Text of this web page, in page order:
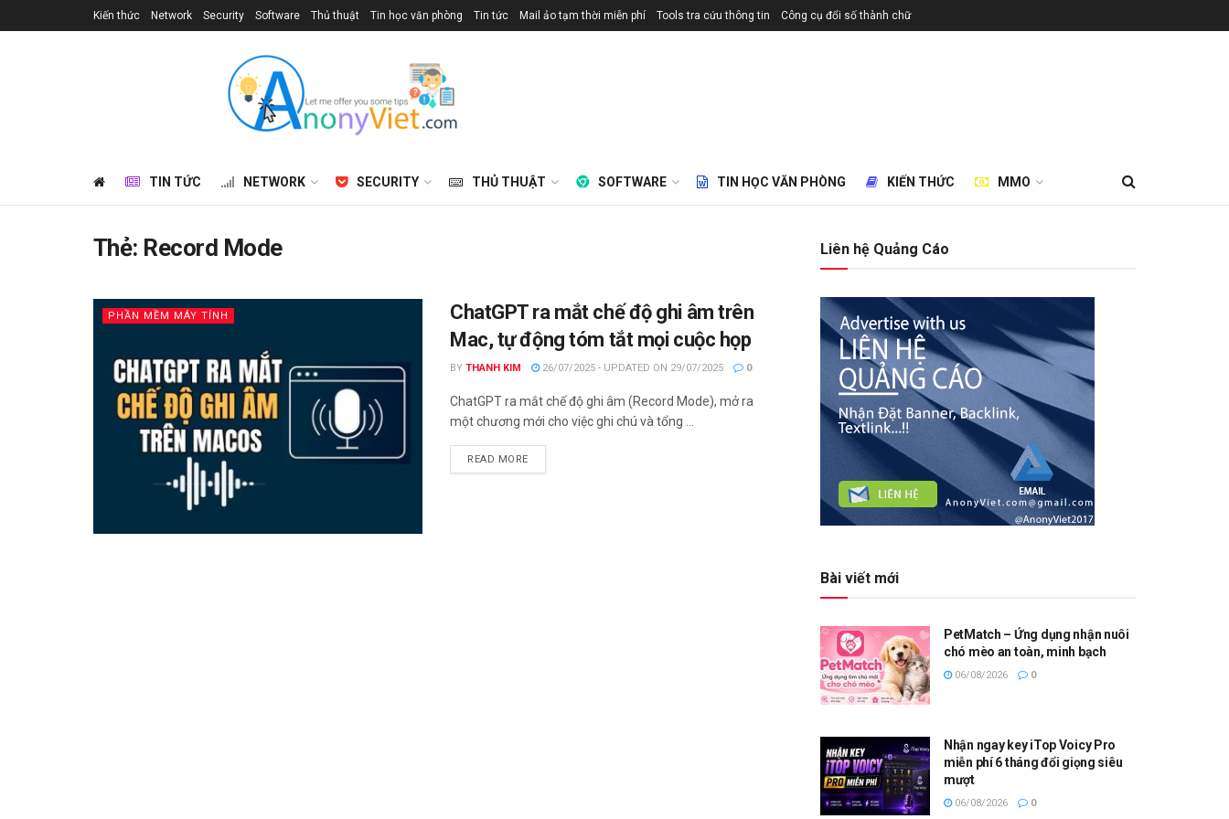
Kiến thức Network Security Software Thủ thuật Tin học văn phòng Tin tức Mail ảo tạm thời miễn phí Tools tra cứu thông tin Công cụ đổi số thành chữ
TIN TỨC NETWORK SECURITY THỦ THUẬT SOFTWARE TIN HỌC VĂN PHÒNG KIẾN THỨC MMO
Thẻ: Record Mode
PHẦN MỀM MÁY TÍNH
ChatGPT ra mắt chế độ ghi âm trên
Mac, tự động tóm tắt mọi cuộc họp
BY THANH KIM 26/07/2025 - UPDATED ON 29/07/2025 0
ChatGPT ra mắt chế độ ghi âm (Record Mode), mở ra
một chương mới cho việc ghi chú và tổng ...
READ MOREDETAILS
Liên hệ Quảng Cáo
Bài viết mới
PetMatch – Ứng dụng nhận nuôi
chó mèo an toàn, minh bạch
06/08/2026 0
Nhận ngay key iTop Voicy Pro
miễn phí 6 tháng đổi giọng siêu
mượt
06/08/2026 0